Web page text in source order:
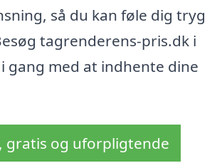
så du kan føle dig tryg
tagrenderens-pris.dk i
gang med at indhente dine
gratis og uforpligtende